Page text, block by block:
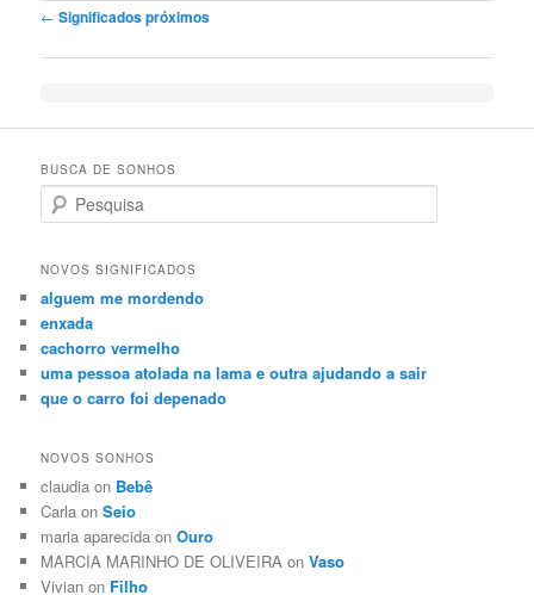
Post navigation
← Significados próximos
BUSCA DE SONHOS
Search
NOVOS SIGNIFICADOS
alguem me mordendo
enxada
cachorro vermelho
uma pessoa atolada na lama e outra ajudando a sair
que o carro foi depenado
NOVOS SONHOS
claudia on Bebê
Carla onSeio
maria aparecida onOuro
MARCIA MARINHO DE OLIVEIRA onVaso
Vivian on Filho